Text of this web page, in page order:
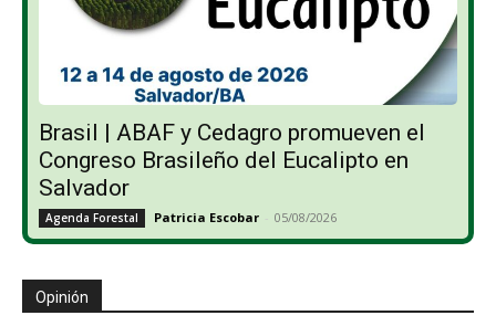
Brasil | ABAF y Cedagro promueven el
Congreso Brasileño del Eucalipto en
Salvador
Agenda Forestal Patricia Escobar - 05/08/2026
Opinión